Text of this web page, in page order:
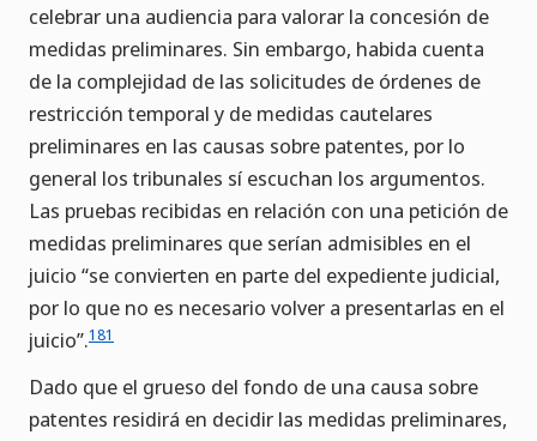
celebrar una audiencia para valorar la concesión de
medidas preliminares. Sin embargo, habida cuenta
de la complejidad de las solicitudes de órdenes de
restricción temporal y de medidas cautelares
preliminares en las causas sobre patentes, por lo
general los tribunales sí escuchan los argumentos.
Las pruebas recibidas en relación con una petición de
medidas preliminares que serían admisibles en el
juicio “se convierten en parte del expediente judicial,
por lo que no es necesario volver a presentarlas en el
juicio”.181
Dado que el grueso del fondo de una causa sobre
patentes residirá en decidir las medidas preliminares,